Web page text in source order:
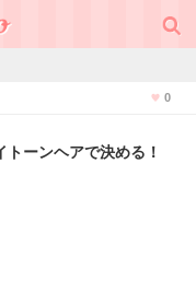
0
ーンヘアで決める！